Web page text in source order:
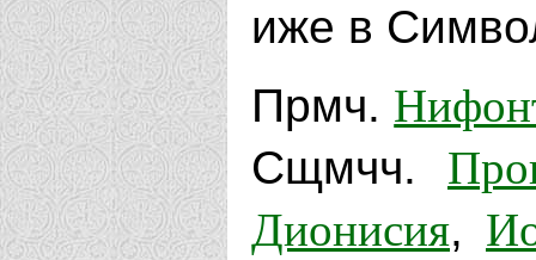
иже в
Прмч.
Сщмчч.
Дионисия,